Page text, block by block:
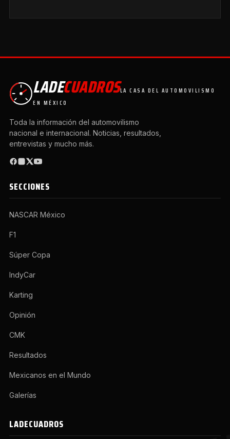
LADECUADROSLA CASA DEL AUTOMOVILISMO
EN MÉXICO
Toda la información del automovilismo
nacional e internacional. Noticias, resultados,
entrevistas y mucho más.
SECCIONES
NASCAR México
F1
Súper Copa
IndyCar
Karting
Opinión
CMK
Resultados
Mexicanos en el Mundo
Galerías
LADECUADROS